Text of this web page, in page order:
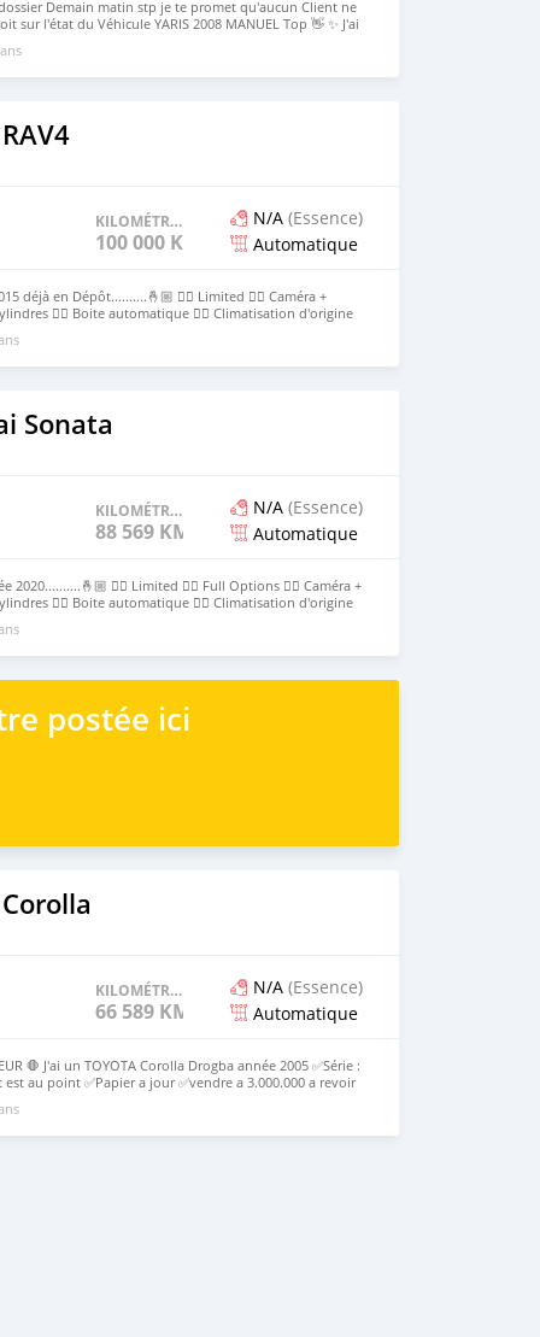
Demain matin stp je te promet qu'aucun Client ne
sur l'état du Véhicule YARIS 2008 MANUEL Top 👋 ✨ J'ai
pour Demain : 2,250,000 Tel 60976023
KILOMÉTRAGE
100 000 KM
N/A (Essence)
Automatique
déjà en Dépôt..........🤞🏼 👉🏻 Limited 👉🏻 Caméra +
👉🏻 Boite automatique 👉🏻 Climatisation d'origine
: ....8,000,000 à revoir Contact 63693611
Sonata
KILOMÉTRAGE
88 569 KM
N/A (Essence)
Automatique
2020..........🤞🏼 👉🏻 Limited 👉🏻 Full Options 👉🏻 Caméra +
👉🏻 Boite automatique 👉🏻 Climatisation d'origine
Prix d'achat uniquement au Parc de Cotonou :
63693611
postée ici
KILOMÉTRAGE
66 589 KM
N/A (Essence)
Automatique
🛑 J'ai un TOYOTA Corolla Drogba année 2005 ✅Série :
est au point ✅Papier a jour ✅vendre a 3.000.000 a revoir